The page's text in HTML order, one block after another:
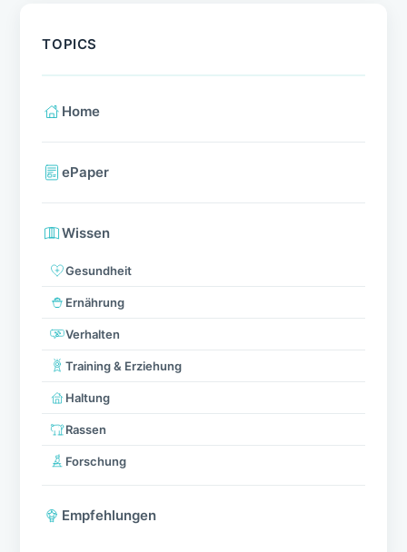
TOPICS
Home
ePaper
Wissen
Gesundheit
Ernährung
Verhalten
Training & Erziehung
Haltung
Rassen
Forschung
Empfehlungen